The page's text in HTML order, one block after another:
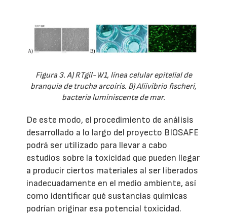
Figura 3. A) RTgil-W1, línea celular epitelial de
branquia de trucha arcoíris. B) Aliivibrio fischeri,
bacteria luminiscente de mar.
De este modo, el procedimiento de análisis
desarrollado a lo largo del proyecto BIOSAFE
podrá ser utilizado para llevar a cabo
estudios sobre la toxicidad que pueden llegar
a producir ciertos materiales al ser liberados
inadecuadamente en el medio ambiente, así
como identificar qué sustancias químicas
podrían originar esa potencial toxicidad.